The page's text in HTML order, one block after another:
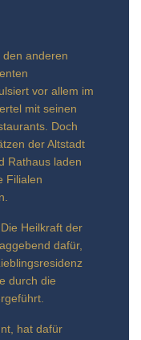
den anderen
vor allem im
mit seinen
Doch
der Altstadt
Rathaus laden
Filialen
Heilkraft der
dafür,
durch die
hat dafür